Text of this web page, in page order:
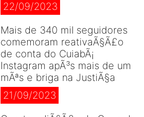
22/09/2023
Mais de 340 mil seguidores
comemoram reativaÃ§Ã£o
de conta do CuiabÃ¡
Instagram apÃ³s mais de um
mÃªs e briga na JustiÃ§a
21/09/2023